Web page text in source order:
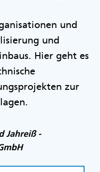
und
und
Hier geht es
zur
Jahreiß -